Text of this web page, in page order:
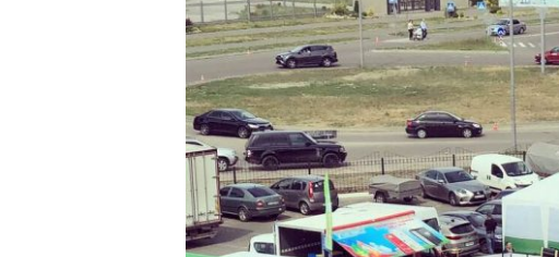
Дніпро
Хмельницький
Область